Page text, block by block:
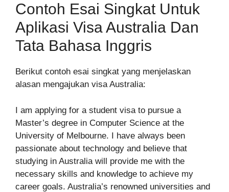
Contoh Esai Singkat Untuk
Aplikasi Visa Australia Dan
Tata Bahasa Inggris
Berikut contoh esai singkat yang menjelaskan
alasan mengajukan visa Australia:
I am applying for a student visa to pursue a
Master’s degree in Computer Science at the
University of Melbourne. I have always been
passionate about technology and believe that
studying in Australia will provide me with the
necessary skills and knowledge to achieve my
career goals. Australia’s renowned universities and